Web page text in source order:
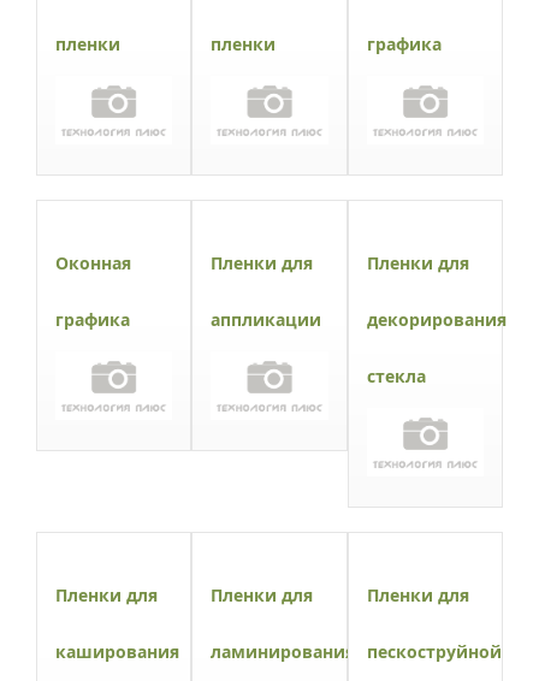
пленки пленки графика
Оконная
графика
Пленки для
аппликации
Пленки для
декорирования
стекла
Пленки для
каширования
Пленки для
ламинирования
Пленки для
пескоструйной